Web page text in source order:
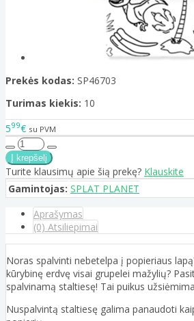
Prekės kodas: SP46703
Turimas kiekis: 10
599€ su PVM
Turite klausimų apie šią prekę? Klauskite
Gamintojas: SPLAT PLANET
Aprašymas
(0) Atsiliepimai
Noras spalvinti nebetelpa į popieriaus
kūrybinę erdvę visai grupelei mažylių?
spalvinamą staltiesę! Tai puikus
Nuspalvintą staltiesę galima panaudoti